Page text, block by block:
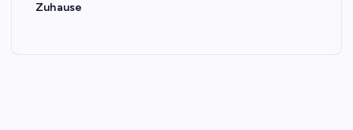
Zuhause